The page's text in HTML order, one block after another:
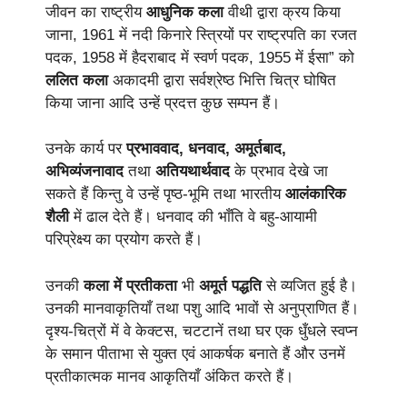
जीवन का राष्ट्रीय आधुनिक कलावीथी द्वारा क्रय किया
जाना, 1961 में नदी किनारे स्त्रियों पर राष्ट्रपति का रजत
पदक, 1958 में हैदराबाद में स्वर्ण पदक, 1955 में ईसा” को
ललित कलाअकादमी द्वारा सर्वश्रेष्ठ भित्ति चित्र घोषित
किया जाना आदि उन्हें प्रदत्त कुछ सम्पन हैं।
उनके कार्य परप्रभाववाद, धनवाद, अमूर्तबाद,
अभिव्यंजनावादतथा अतियथार्थवादके प्रभाव देखे जा
सकते हैं किन्तु वे उन्हें पृष्ठ-भूमि तथा भारतीय आलंकारिक
शैलीमें ढाल देते हैं। धनवाद की भाँति वे बहु-आयामी
परिप्रेक्ष्य का प्रयोग करते हैं।
उनकीकला में प्रतीकताभी अमूर्त पद्धतिसे व्यजित हुई है।
उनकी मानवाकृतियाँ तथा पशु आदि भावों से अनुप्राणित हैं।
दृश्य-चित्रों में वे केक्टस, चटटानें तथा घर एक धुँधले स्वप्न
के समान पीताभा से युक्त एवं आकर्षक बनाते हैं और उनमें
प्रतीकात्मक मानव आकृतियाँ अंकित करते हैं।